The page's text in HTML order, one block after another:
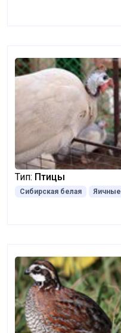
Тип: Птицы
Сибирская белая Яичные